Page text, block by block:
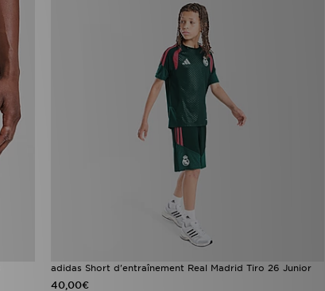
adidas Short d'entraînement Real Madrid Tiro 26 Junior
40,00€